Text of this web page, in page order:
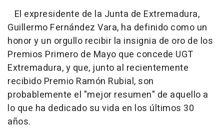
El expresidente de la Junta de Extremadura,
Guillermo Fernández Vara, ha definido como un
honor y un orgullo recibir la insignia de oro de los
Premios Primero de Mayo que concede UGT
Extremadura, y que, junto al recientemente
recibido Premio Ramón Rubial, son
probablemente el "mejor resumen" de aquello a
lo que ha dedicado su vida en los últimos 30
años.